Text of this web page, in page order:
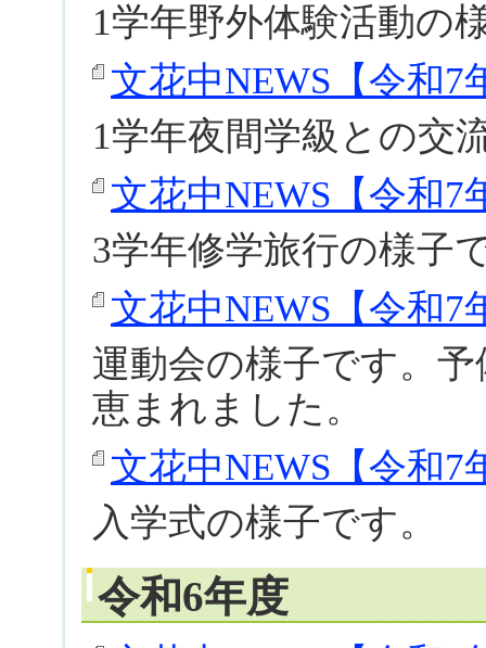
1学年野外体験活動の
文花中NEWS【令和7
1学年夜間学級との交
文花中NEWS【令和7
3学年修学旅行の様子
文花中NEWS【令和7
運動会の様子です。
恵まれました。
文花中NEWS【令和7
入学式の様子です。
令和6年度